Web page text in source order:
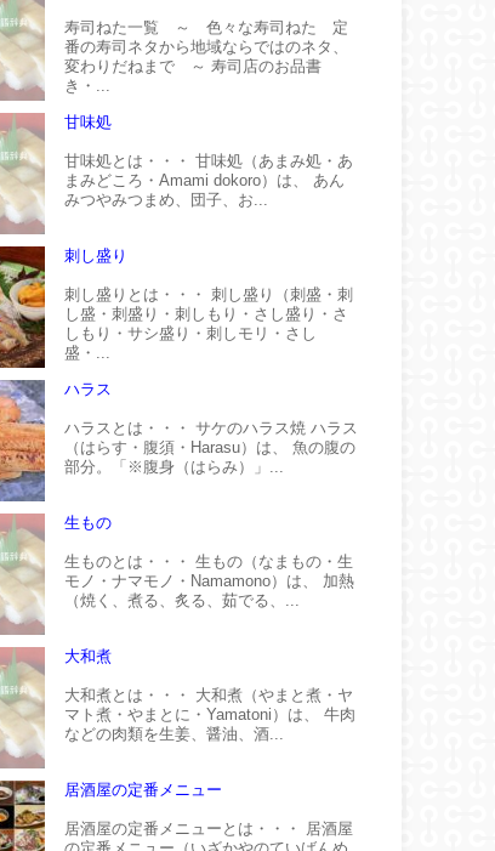
寿司ねた一覧 ～ 色々な寿司ねた 定
番の寿司ネタから地域ならではのネタ、
変わりだねまで ～ 寿司店のお品書
き・...
甘味処
甘味処とは・・・ 甘味処（あまみ処・あ
まみどころ・Amami dokoro）は、 あん
みつやみつまめ、団子、お...
刺し盛り
刺し盛りとは・・・ 刺し盛り（刺盛・刺
し盛・刺盛り・刺しもり・さし盛り・さ
しもり・サシ盛り・刺しモリ・さし
盛・...
ハラス
ハラスとは・・・ サケのハラス焼 ハラス
（はらす・腹須・Harasu）は、 魚の腹の
部分。「※腹身（はらみ）」...
生もの
生ものとは・・・ 生もの（なまもの・生
モノ・ナマモノ・Namamono）は、 加熱
（焼く、煮る、炙る、茹でる、...
大和煮
大和煮とは・・・ 大和煮（やまと煮・ヤ
マト煮・やまとに・Yamatoni）は、 牛肉
などの肉類を生姜、醤油、酒...
居酒屋の定番メニュー
居酒屋の定番メニューとは・・・ 居酒屋
の定番メニュー（いざかやのていばんめ